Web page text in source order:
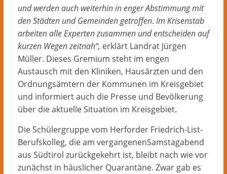
und werden auch weiterhin in enger Abstimmung mit
den Städten und Gemeinden getroffen. Im Krisenstab
arbeiten alle Experten zusammen und entscheiden auf
kurzen Wegen zeitnah“, erklärt Landrat Jürgen
Müller. Dieses Gremium steht im engen
Austausch mit den Kliniken, Hausärzten und den
Ordnungsämtern der Kommunen im Kreisgebiet
und informiert auch die Presse und Bevölkerung
über die aktuelle Situation im Kreisgebiet.
Die Schülergruppe vom Herforder Friedrich-List-
Berufskolleg, die am vergangenenSamstagabend
aus Südtirol zurückgekehrt ist, bleibt nach wie vor
zunächst in häuslicher Quarantäne. Zwar gab es